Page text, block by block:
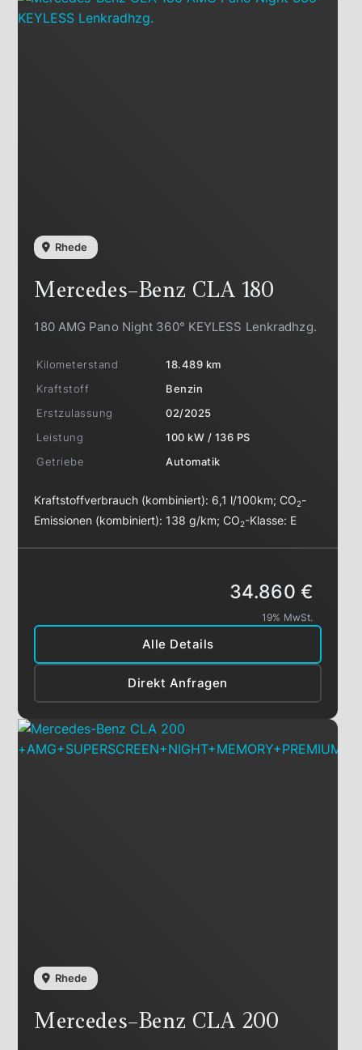
Rhede
Mercedes-Benz CLA 180
180 AMG Pano Night 360° KEYLESS Lenkradhzg.
Kilometerstand
18.489 km
Kraftstoff
Benzin
Erstzulassung
02/2025
Leistung
100 kW / 136 PS
Getriebe
Automatik
Kraftstoffverbrauch (kombiniert): 6,1 l/100km;CO2-
Emissionen (kombiniert): 138 g/km;CO2-Klasse: E
Alle Details
Direkt Anfragen
34.860 €
19% MwSt.
Rhede
Mercedes-Benz CLA 200